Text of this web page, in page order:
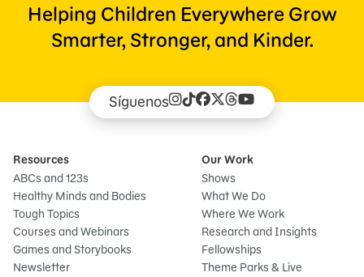
Helping Children Everywhere Grow
Smarter, Stronger, and Kinder.
Síguenos
Resources
ABCs and 123s
Healthy Minds and Bodies
Tough Topics
Courses and Webinars
Games and Storybooks
Newsletter
Our Work
Shows
What We Do
Where We Work
Research and Insights
Fellowships
Theme Parks & Live